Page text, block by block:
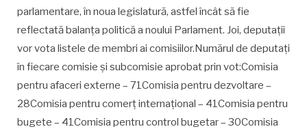
parlamentare, în noua legislatură, astfel încât să fie
reflectată balanţa politică a noului Parlament. Joi, deputaţii
vor vota listele de membri ai comisiilor.Numărul de deputaţi
în fiecare comisie şi subcomisie aprobat prin vot:Comisia
pentru afaceri externe – 71Comisia pentru dezvoltare –
28Comisia pentru comerţ internaţional – 41Comisia pentru
bugete – 41Comisia pentru control bugetar – 30Comisia